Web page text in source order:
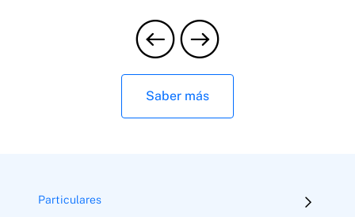
Saber más
Particulares